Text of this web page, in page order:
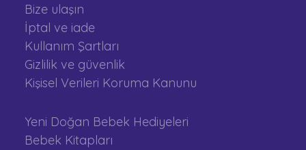
Bize ulaşın
İptal ve iade
Kullanım Şartları
Gizlilik ve güvenlik
Kişisel Verileri Koruma Kanunu
Yeni Doğan Bebek Hediyeleri
Bebek Kitapları